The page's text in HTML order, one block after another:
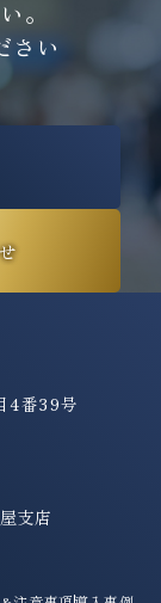
。
さい
4番39号
支店